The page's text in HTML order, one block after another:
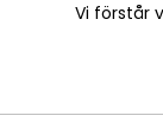
Vi förstår